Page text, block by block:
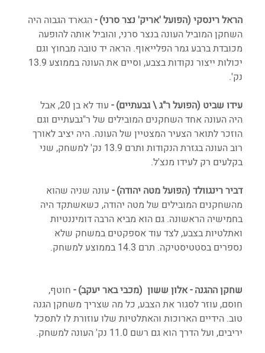
הראל רינסקי (הפועל 'אריק' נצר סרני) - הגארד הגבוה היה
השחקן המוביל העונה בנצר סרני, והוביל אותה להופעה
מכובדת ברבע גמר הפלייאוף. הראה יד טובה מבחוץ וגם
נק'.
עידו שביט (הפועל ר"ג \ גבעתיים) -
עוד לא בן 20, אבל
היה העונה אחד השחקנים המובילים של ר"גבעתיים וגם
הוזכר לתואר הצעיר המצטיין של העונה. היה יציב לאורך
רוב העונה בגזרת הנקודות ותרם 13.9 נק' למשחק, שני
בקלעים רק לעידו מנצ'ל.
דביר רינגוולד (הפועל מטה יהודה) - עונה שניה שהוא
מהשחקנים המובילים של מטה יהודה, כשאשתקד היה
בחמישיה הראשונה. גם הוא מביא הרבה דומיננטיות
ואתלטיות בצבע, לצד עוד אספקטים במשחק שלא
נספרים בסטטיסטיקה. תרם 14.3 בממוצע למשחק.
שחקן ההגנה - אלון ששון  (מכבי באר יעקב) - חוטף,
חוסם, עוזר לסגור את הצבע, כל מה שצריך משחקן הגנה
טוב. הידיים הארוכות והאתלטיות שלו עוזורת לו לתסכל
יריבים, ועל הדרך הוא גם רשם 11.0 נק' העונה למשחק.